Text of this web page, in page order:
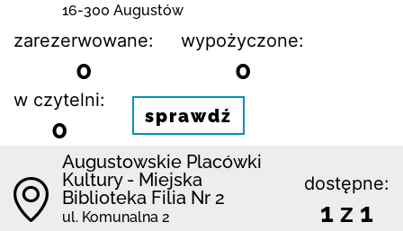
16-300 Augustów
zarezerwowane:
0
wypożyczone:
0
w czytelni:
0 sprawdź
Augustowskie Placówki
Kultury - Miejska
Biblioteka Filia Nr 2
ul. Komunalna 2
dostępne:
1 z 1